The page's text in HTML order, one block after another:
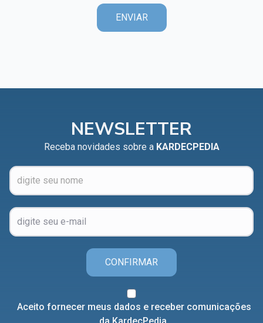
ENVIAR
NEWSLETTER
Receba novidades sobre a KARDECPEDIA
CONFIRMAR
Aceito fornecer meus dados e receber comunicações